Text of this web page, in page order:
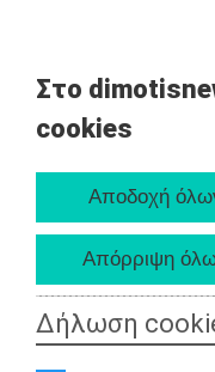
Στο
cookies
Δήλωση